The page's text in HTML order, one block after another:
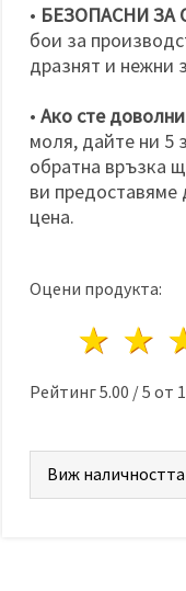
• БЕЗОПАСНИ ЗА
бои за
дразнят и нежни
• Ако сте
моля, дайте ни 5
обратна връзка
ви предоставяме
цена.
Оцени продукта:
1
Рейтинг5.00 /5 от 1
Виж